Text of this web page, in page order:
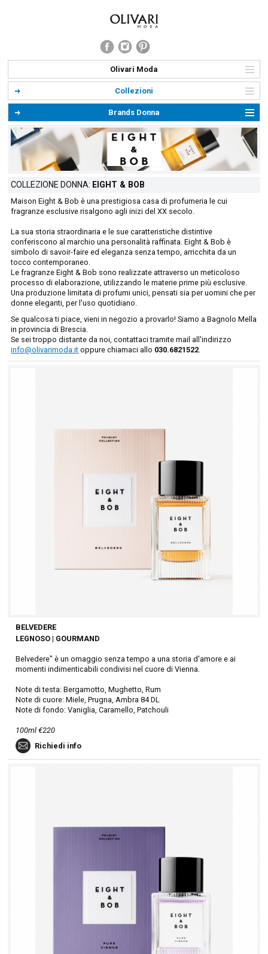
Olivari Moda
Collezioni
Brands Donna
COLLEZIONE DONNA: EIGHT & BOB
Maison Eight & Bob è una prestigiosa casa di profumeria le cui
fragranze esclusive risalgono agli inizi del XX secolo.
La sua storia straordinaria e le sue caratteristiche distintive
conferiscono al marchio una personalità raffinata. Eight & Bob è
simbolo di savoir-faire ed eleganza senza tempo, arricchita da un
tocco contemporaneo.
Le fragranze Eight & Bob sono realizzate attraverso un meticoloso
processo di elaborazione, utilizzando le materie prime più esclusive.
Una produzione limitata di profumi unici, pensati sia per uomini che per
donne eleganti, per l'uso quotidiano.
Se qualcosa ti piace, vieni in negozio a provarlo! Siamo a Bagnolo Mella
in provincia di Brescia.
Se sei troppo distante da noi, contattaci tramite mail all'indirizzo
info@olivarimoda.it oppure chiamaci allo 030.6821522.
BELVEDERE
LEGNOSO | GOURMAND
Belvedere" è un omaggio senza tempo a una storia d'amore e ai
momenti indimenticabili condivisi nel cuore di Vienna.
Note di testa: Bergamotto, Mughetto, Rum
Note di cuore: Miele, Prugna, Ambra 84 DL
Note di fondo: Vaniglia, Caramello, Patchouli
100ml €220
Richiedi info